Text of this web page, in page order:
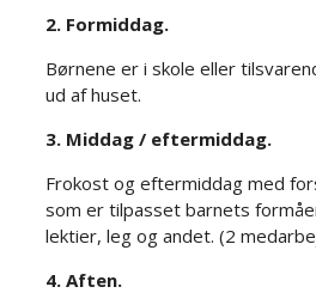
2. Formiddag.​​
Børnene er i skole eller
ud af huset.​
3. Middag / eftermiddag.​
Frokost og eftermiddag med
som er tilpasset barnets
lektier, leg og andet. (2
4. Aften.​